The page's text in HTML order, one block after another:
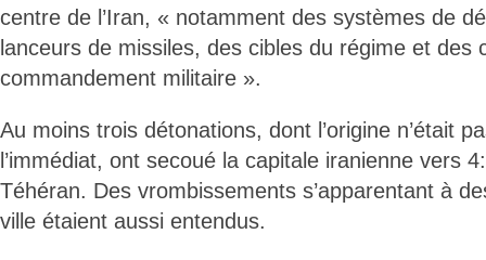
centre de l’Iran, « notamment des systèmes de
lanceurs de missiles, des cibles du régime et des
commandement militaire ».
Au moins trois détonations, dont l’origine n’était
l’immédiat, ont secoué la capitale iranienne vers
Téhéran. Des vrombissements s’apparentant à
ville étaient aussi entendus.